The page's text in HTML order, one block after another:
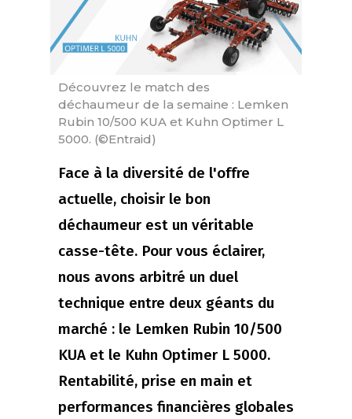
Découvrez le match des
déchaumeur de la semaine : Lemken
Rubin 10/500 KUA et Kuhn Optimer L
5000. (©Entraid)
Face à la diversité de l'offre
actuelle, choisir le bon
déchaumeur est un véritable
casse-tête. Pour vous éclairer,
nous avons arbitré un duel
technique entre deux géants du
marché : le Lemken Rubin 10/500
KUA et le Kuhn Optimer L 5000.
Rentabilité, prise en main et
performances financières globales